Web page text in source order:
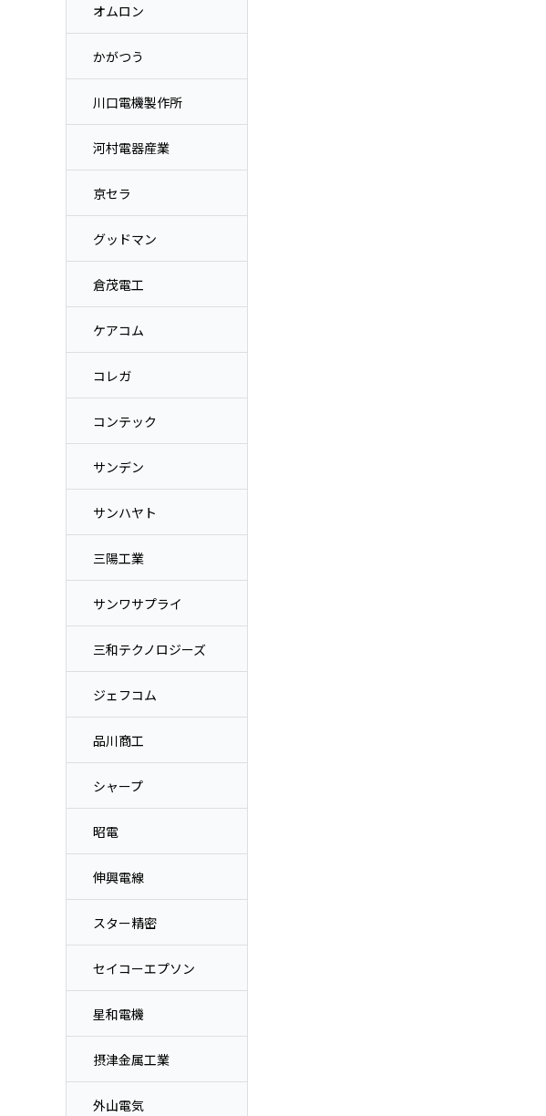
オムロン
かがつう
川口電機製作所
河村電器産業
京セラ
グッドマン
倉茂電工
ケアコム
コレガ
コンテック
サンデン
サンハヤト
三陽工業
サンワサプライ
三和テクノロジーズ
ジェフコム
品川商工
シャープ
昭電
伸興電線
スター精密
セイコーエプソン
星和電機
摂津金属工業
外山電気